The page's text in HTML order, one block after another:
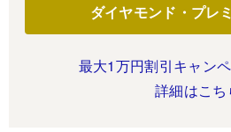
ダイヤモンド・プレ
最大1万円割引キャン
詳細はこち